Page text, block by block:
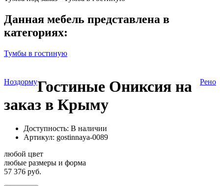
Данная мебель представлена в
категориях:
Тумбы в гостиную
Ноздорму Рено
Гостиные Ониксия на
заказ в Крыму
Доступность: В наличии
Артикул: gostinnaya-0089
любой цвет
любые размеры и форма
57 376 руб.